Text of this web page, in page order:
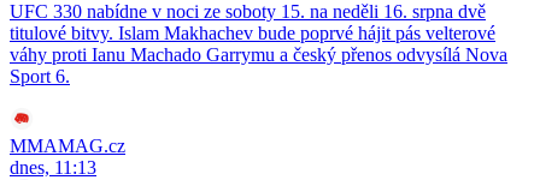
UFC 330 nabídne v noci ze soboty 15. na neděli 16. srpna dvě
titulové bitvy. Islam Makhachev bude poprvé hájit pás velterové
váhy proti Ianu Machado Garrymu a český přenos odvysílá Nova
Sport 6.
MMAMAG.cz
dnes, 11:13